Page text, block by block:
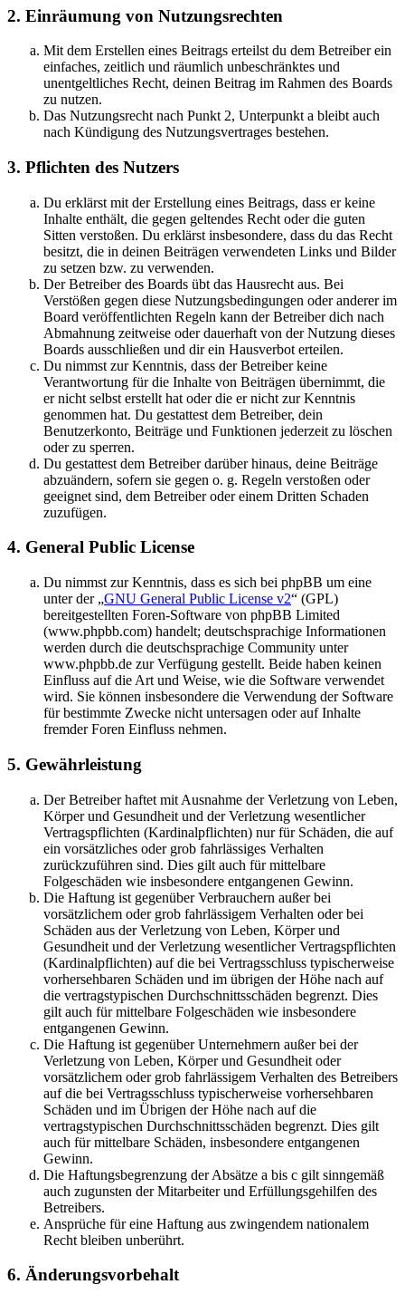
2. Einräumung von Nutzungsrechten
Mit dem Erstellen eines Beitrags erteilst du dem Betreiber ein
einfaches, zeitlich und räumlich unbeschränktes und
unentgeltliches Recht, deinen Beitrag im Rahmen des Boards
zu nutzen.
Das Nutzungsrecht nach Punkt 2, Unterpunkt a bleibt auch
nach Kündigung des Nutzungsvertrages bestehen.
3. Pflichten des Nutzers
Du erklärst mit der Erstellung eines Beitrags, dass er keine
Inhalte enthält, die gegen geltendes Recht oder die guten
Sitten verstoßen. Du erklärst insbesondere, dass du das Recht
besitzt, die in deinen Beiträgen verwendeten Links und Bilder
zu setzen bzw. zu verwenden.
Der Betreiber des Boards übt das Hausrecht aus. Bei
Verstößen gegen diese Nutzungsbedingungen oder anderer im
Board veröffentlichten Regeln kann der Betreiber dich nach
Abmahnung zeitweise oder dauerhaft von der Nutzung dieses
Boards ausschließen und dir ein Hausverbot erteilen.
Du nimmst zur Kenntnis, dass der Betreiber keine
Verantwortung für die Inhalte von Beiträgen übernimmt, die
er nicht selbst erstellt hat oder die er nicht zur Kenntnis
genommen hat. Du gestattest dem Betreiber, dein
Benutzerkonto, Beiträge und Funktionen jederzeit zu löschen
oder zu sperren.
Du gestattest dem Betreiber darüber hinaus, deine Beiträge
abzuändern, sofern sie gegen o. g. Regeln verstoßen oder
geeignet sind, dem Betreiber oder einem Dritten Schaden
zuzufügen.
4. General Public License
Du nimmst zur Kenntnis, dass es sich bei phpBB um eine
unter der „GNU General Public License v2“ (GPL)
bereitgestellten Foren-Software von phpBB Limited
(www.phpbb.com) handelt; deutschsprachige Informationen
werden durch die deutschsprachige Community unter
www.phpbb.de zur Verfügung gestellt. Beide haben keinen
Einfluss auf die Art und Weise, wie die Software verwendet
wird. Sie können insbesondere die Verwendung der Software
für bestimmte Zwecke nicht untersagen oder auf Inhalte
fremder Foren Einfluss nehmen.
5. Gewährleistung
Der Betreiber haftet mit Ausnahme der Verletzung von Leben,
Körper und Gesundheit und der Verletzung wesentlicher
Vertragspflichten (Kardinalpflichten) nur für Schäden, die auf
ein vorsätzliches oder grob fahrlässiges Verhalten
zurückzuführen sind. Dies gilt auch für mittelbare
Folgeschäden wie insbesondere entgangenen Gewinn.
Die Haftung ist gegenüber Verbrauchern außer bei
vorsätzlichem oder grob fahrlässigem Verhalten oder bei
Schäden aus der Verletzung von Leben, Körper und
Gesundheit und der Verletzung wesentlicher Vertragspflichten
(Kardinalpflichten) auf die bei Vertragsschluss typischerweise
vorhersehbaren Schäden und im übrigen der Höhe nach auf
die vertragstypischen Durchschnittsschäden begrenzt. Dies
gilt auch für mittelbare Folgeschäden wie insbesondere
entgangenen Gewinn.
Die Haftung ist gegenüber Unternehmern außer bei der
Verletzung von Leben, Körper und Gesundheit oder
vorsätzlichem oder grob fahrlässigem Verhalten des Betreibers
auf die bei Vertragsschluss typischerweise vorhersehbaren
Schäden und im Übrigen der Höhe nach auf die
vertragstypischen Durchschnittsschäden begrenzt. Dies gilt
auch für mittelbare Schäden, insbesondere entgangenen
Gewinn.
Die Haftungsbegrenzung der Absätze a bis c gilt sinngemäß
auch zugunsten der Mitarbeiter und Erfüllungsgehilfen des
Betreibers.
Ansprüche für eine Haftung aus zwingendem nationalem
Recht bleiben unberührt.
6. Änderungsvorbehalt